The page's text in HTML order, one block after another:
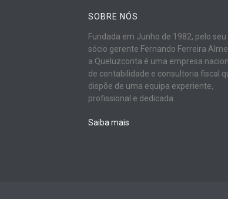
SOBRE NÓS
Fundada em Junho de 1982, pelo seu
sócio gerente Fernando Ferreira
a Queluzconta é uma empresa
de contabilidade e consultoria fiscal
dispõe de uma equipa experiente,
profissional e dedicada.
Saiba mais